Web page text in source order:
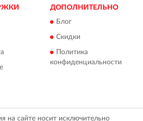
ДОПОЛНИТЕЛЬНО
Блог
Скидки
Политика
конфиденциальности
на сайте носит исключительно